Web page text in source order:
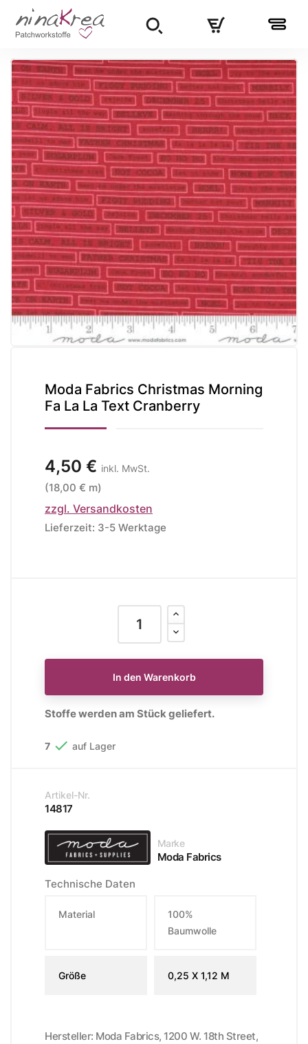
Moda Fabrics Christmas Morning
Fa La La Text Cranberry
4,50 € inkl. MwSt.
(18,00 € m)
zzgl. Versandkosten
Lieferzeit: 3-5 Werktage
In den Warenkorb
Stoffe werden am Stück geliefert.
7  auf Lager
Artikel-Nr.
14817
Marke
Moda Fabrics
Technische Daten
Material
100%
Baumwolle
Größe 0,25 X 1,12 M
Hersteller: Moda Fabrics, 1200 W. 18th Street,